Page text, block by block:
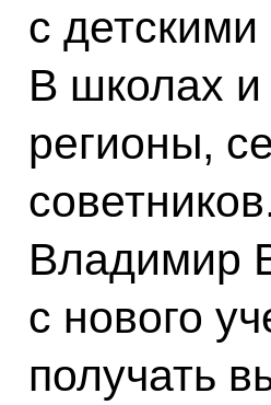
с
В школах
регионы,
Владимир
с нового
получать